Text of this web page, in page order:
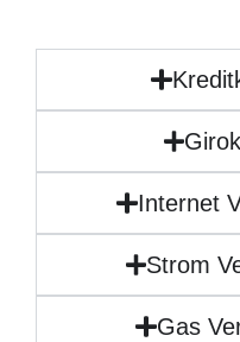
Internet
Strom
Gas